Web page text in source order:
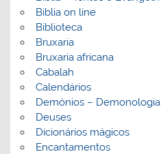
Biblia on line
Biblioteca
Bruxaria
Bruxaria africana
Cabalah
Calendários
Demónios – Demonologia
Deuses
Dicionários mágicos
Encantamentos